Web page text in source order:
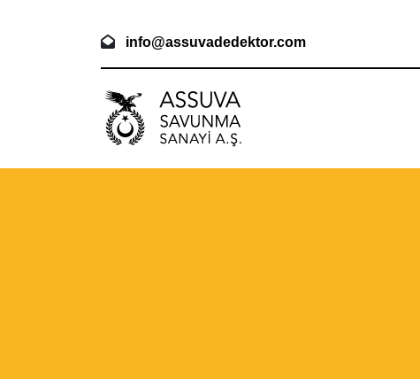
info@assuvadedektor.com